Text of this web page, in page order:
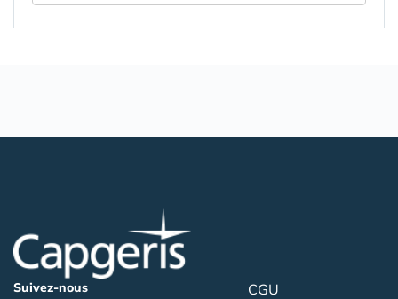
Suivez-nous
CGU